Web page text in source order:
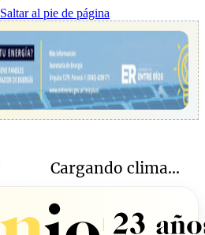
Saltar al pie de página
Cargando clima...